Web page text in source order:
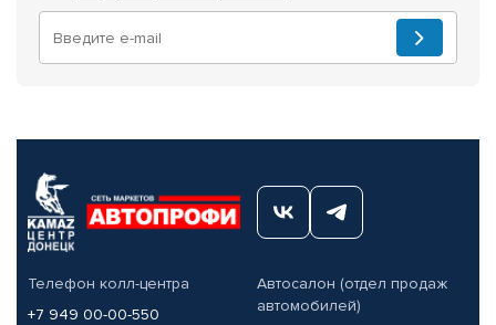
Телефон колл-центра
+7 949 00-00-550
Автосалон (отдел продаж
автомобилей)